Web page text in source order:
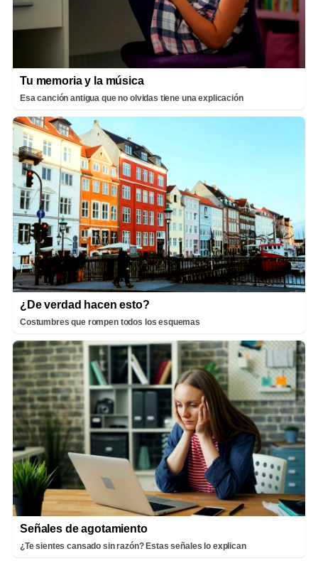
Tu memoria y la música
Esa canción antigua que no olvidas tiene una explicación
¿De verdad hacen esto?
Costumbres que rompen todos los esquemas
Señales de agotamiento
¿Te sientes cansado sin razón? Estas señales lo explican